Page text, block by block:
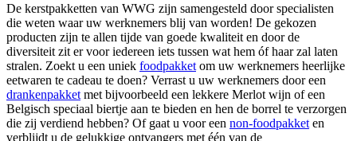
De kerstpakketten van WWG zijn samengesteld door specialisten
die weten waar uw werknemers blij van worden! De gekozen
producten zijn te allen tijde van goede kwaliteit en door de
diversiteit zit er voor iedereen iets tussen wat hem óf haar zal laten
stralen. Zoekt u een uniek foodpakket om uw werknemers heerlijke
eetwaren te cadeau te doen? Verrast u uw werknemers door een
drankenpakket met bijvoorbeeld een lekkere Merlot wijn of een
Belgisch speciaal biertje aan te bieden en hen de borrel te verzorgen
die zij verdiend hebben? Of gaat u voor een non-foodpakket en
verblijdt u de gelukkige ontvangers met één van de